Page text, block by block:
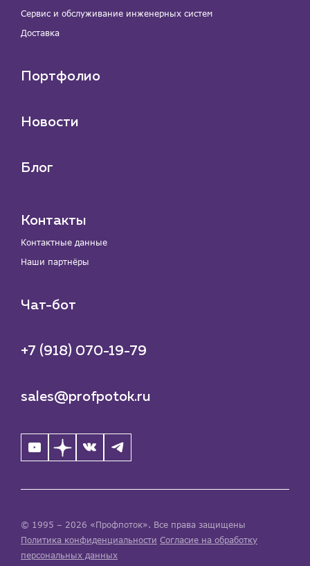
Сервис и обслуживание инженерных систем
Доставка
Портфолио
Новости
Блог
Контакты
Контактные данные
Наши партнёры
Чат-бот
+7 (918) 070-19-79
sales@profpotok.ru
© 1995 – 2026 «Профпоток». Все права защищены
Политика конфиденциальности Согласие на обработку
персональных данных